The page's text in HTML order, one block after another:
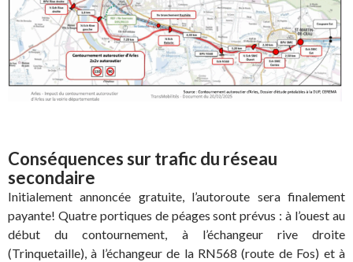
Conséquences sur trafic du réseau
secondaire
Initialement annoncée gratuite, l’autoroute sera finalement
payante! Quatre portiques de péages sont prévus : à l’ouest au
début du contournement, à l’échangeur rive droite
(Trinquetaille), à l’échangeur de la RN568 (route de Fos) et à